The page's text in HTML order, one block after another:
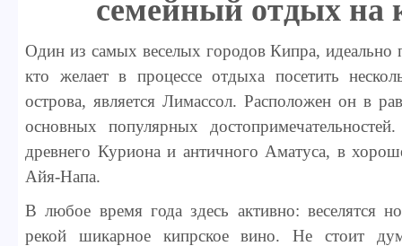
семейный отдых на
Один из самых веселых городов Кипра, идеально
кто желает в процессе отдыха посетить
острова, является Лимассол. Расположен он в
основных популярных
древнего Куриона и античного Аматуса, в
Айя-Напа.
В любое время года здесь активно: веселятся
рекой шикарное кипрское вино. Не стоит